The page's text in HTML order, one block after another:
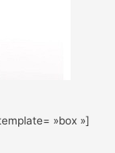
»box »]